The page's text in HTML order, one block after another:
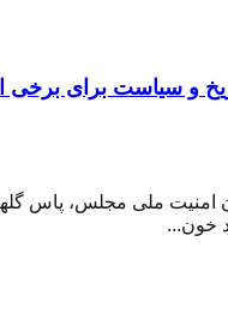
و سیاست برای برخی
ملی مجلس، پاس
خون...